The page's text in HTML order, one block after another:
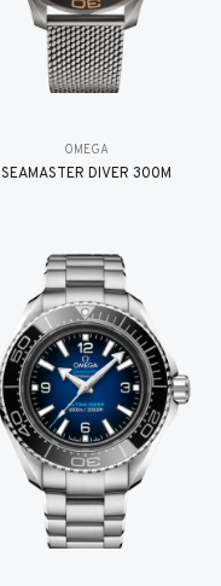
OMEGA
SEAMASTER DIVER 300M